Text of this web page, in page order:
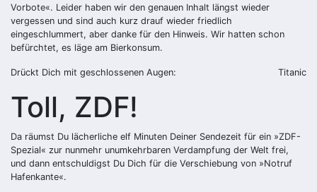
Vorbote«. Leider haben wir den genauen Inhalt längst wieder
vergessen und sind auch kurz drauf wieder friedlich
eingeschlummert, aber danke für den Hinweis. Wir hatten schon
befürchtet, es läge am Bierkonsum.
Drückt Dich mit geschlossenen Augen: Titanic
Toll, ZDF!
Da räumst Du lächerliche elf Minuten Deiner Sendezeit für ein »ZDF-
Spezial« zur nunmehr unumkehrbaren Verdampfung der Welt frei,
und dann entschuldigst Du Dich für die Verschiebung von »Notruf
Hafenkante«.